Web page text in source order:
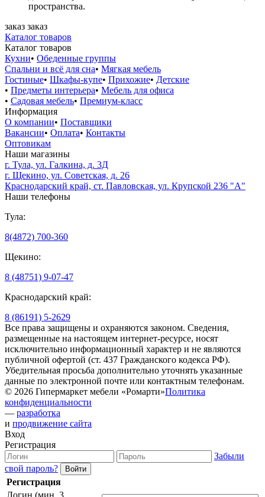
пространства.
заказ заказ
Каталог товаров
Каталог товаров
Кухни• Обеденные группы
Спальни и всё для сна• Мягкая мебель
Гостиные• Шкафы-купе• Прихожие• Детские
• Предметы интерьера• Мебель для офиса
• Садовая мебель• Премиум-класс
Информация
О компании• Поставщики
Вакансии• Оплата• Контакты
Оптовикам
Наши магазины
г. Тула, ул. Галкина, д. 3Д
г. Щекино, ул. Советская, д. 26
Краснодарский край, ст. Павловская, ул. Крупской 236 "А"
Наши телефоны
Тула:
8(4872) 700-360
Щекино:
8 (48751) 9-07-47
Краснодарский край:
8 (86191) 5-2629
Все права защищены и охраняются законом. Сведения,
размещенные на настоящем интернет-ресурсе, носят
исключительно информационный характер и не являются
публичной офертой (ст. 437 Гражданского кодекса РФ).
Убедительная просьба дополнительно уточнять указанные
данные по электронной почте или контактным телефонам.
© 2026 Гипермаркет мебели «Ромарти»Политика
конфиденциальности
— разработка
и продвижение сайта
Вход
Регистрация
Забыли
свой пароль?
Регистрация
Логин (мин. 3